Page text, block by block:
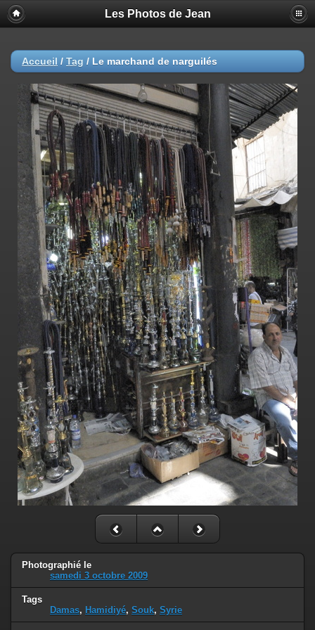
Les Photos de Jean
Accueil / Tag / Le marchand de narguilés
Photographié le
samedi 3 octobre 2009
Tags
Damas, Hamidiyé, Souk, Syrie